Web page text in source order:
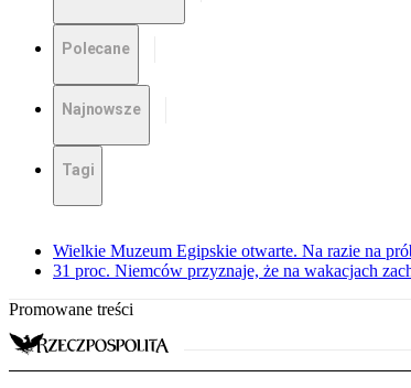
Polecane
Najnowsze
Tagi
Wielkie Muzeum Egipskie otwarte. Na razie na
31 proc. Niemców przyznaje, że na wakacjach
Promowane treści